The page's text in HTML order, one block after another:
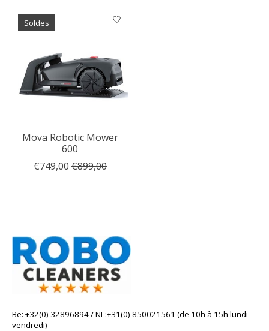
Soldes
Mova Robotic Mower
600
€749,00 €899,00
Be: +32(0) 32896894 / NL:+31(0) 850021561 (de 10h à 15h lundi-
vendredi)